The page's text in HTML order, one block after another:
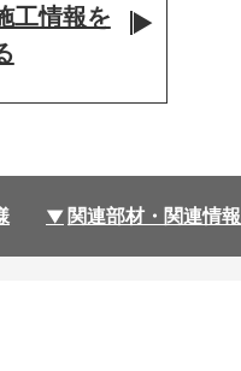
工情報を
関連部材・関連情報